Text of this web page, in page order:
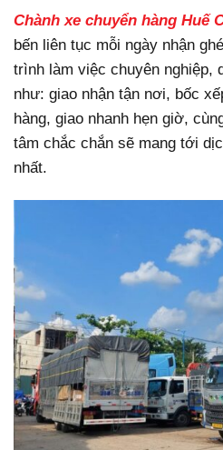
Chành xe chuyển hàng Huế
bến liên tục mỗi ngày nhận
trình làm việc chuyên nghiệp,
như: giao nhận tận nơi, bốc
hàng, giao nhanh hẹn giờ,
tâm chắc chắn sẽ mang tới
nhất.